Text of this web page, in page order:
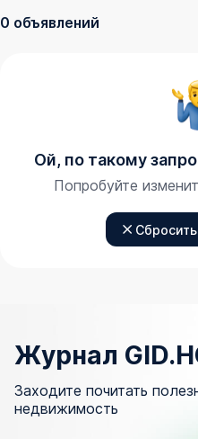
0 объявлений
Ой, по такому
Попробуйте
Журнал
Заходите почитать
недвижимость